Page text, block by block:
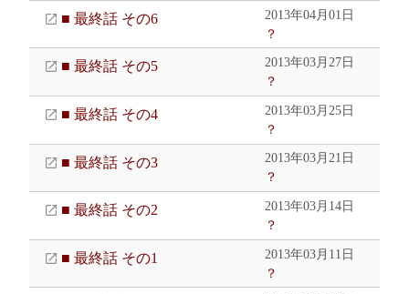
■ 最終話 その6
2013年04月01日
？
■ 最終話 その5
2013年03月27日
？
■ 最終話 その4
2013年03月25日
？
■ 最終話 その3
2013年03月21日
？
■ 最終話 その2
2013年03月14日
？
■ 最終話 その1
2013年03月11日
？